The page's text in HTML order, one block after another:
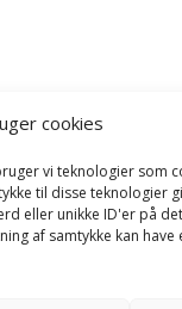
cookies
vi teknologier som
til disse teknologier
eller unikke ID'er på
af samtykke kan have
6600